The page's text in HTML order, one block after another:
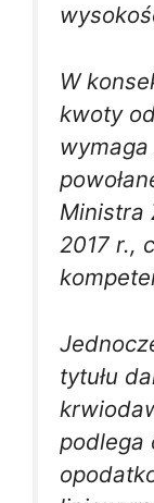
W
kwoty
Ministra
2017 r.,
tytułu
podlega